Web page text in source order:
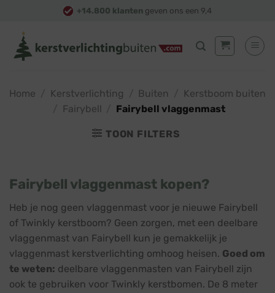
content
+14.800 klanten geven ons een 9,4
Home Kerstverlichting Buiten
Kerstboom buiten
Fairybell Fairybell vlaggenmast
TOON FILTERS
Fairybell vlaggenmast kopen?
Heb je nog geen vlaggenmast voor je nieuwe Fairybell
of Twinkly kerstboom? Geen zorgen, met een deelbare
vlaggenmast van Fairybell kun je gemakkelijk je
vlaggenmast kerstverlichting omhoog heisen. Goed om
te weten: deelbare vlaggenmasten van Fairybell zijn
ook te gebruiken voor Twinkly kerstbomen. De 8 meter